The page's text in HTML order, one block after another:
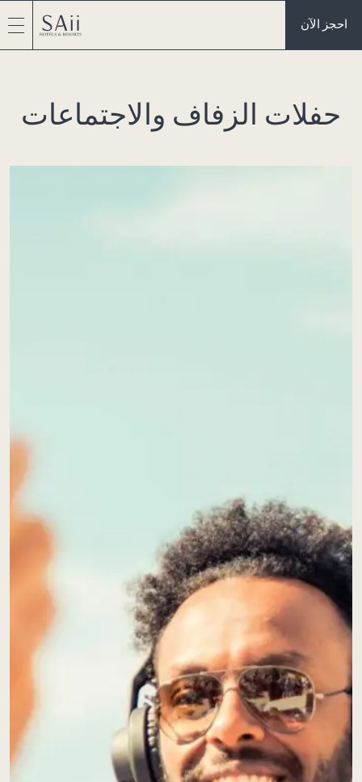
احجز الآن
حفلات الزفاف والاجتماعات